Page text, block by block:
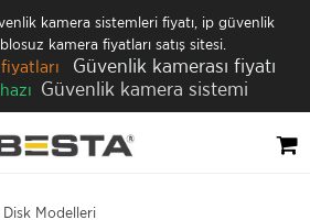
kamera sistemleri fiyatı, ip güvenlik
kamera fiyatları satış sitesi.
Güvenlik kamerası fiyatı
Güvenlik kamera sistemi
Modelleri